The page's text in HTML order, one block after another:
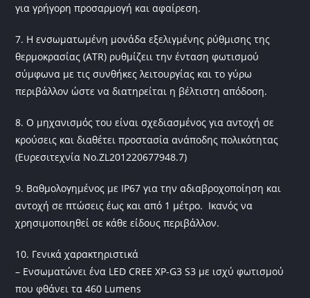
για γρήγορη προσαρμογή και αφαίρεση.
7. Η ενσωματωμένη μονάδα εξελιγμένης ρύθμισης της
θερμοκρασίας (ATR) ρυθμίζειι την ένταση φωτισμού
σύμφωνα με τις συνθήκες λειτουργίας και το γύρω
περιβάλλον ώστε να διατηρείται η βέλτιστη απόδοση.
8. Ο μηχανισμός του είναι σχεδιασμένος για αντοχή σε
κρούσεις και διαθέτει προστασία ανάποδης πολικότητας
(Ευρεσιτεχνία Νο.ZL201220677948.7)
9. Βαθμολογημένος με IP67 για την αδιαβροχοποίηση και
αντοχή σε πτώσεις έως και από 1 μέτρο. Ικανός να
χρησιμοποιηθεί σε κάθε είδους περιβάλλον.
10. Γενικά χαρακτηριστικά
– Ενσωματώνει ένα LED CREE XP-G3 S3 με ισχύ φωτισμού
που φθάνει τα 460 Lumens